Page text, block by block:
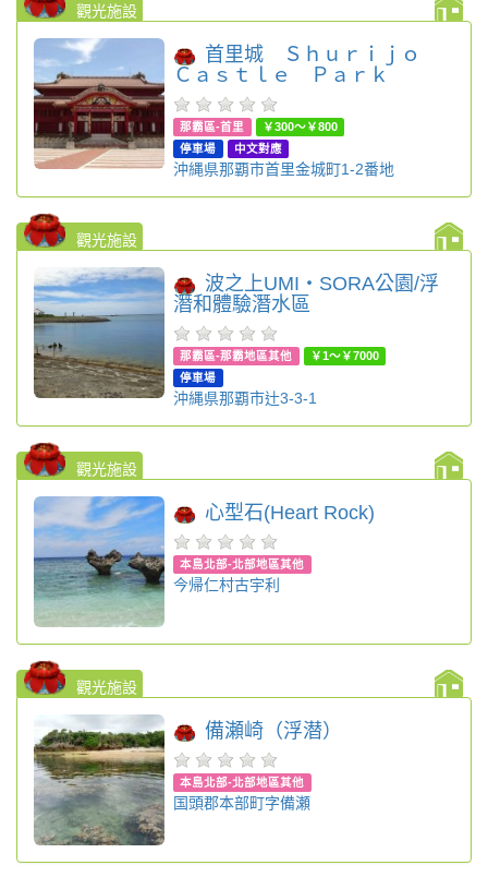
觀光施設
首里城 Ｓｈｕｒｉｊｏ
Ｃａｓｔｌｅ Ｐａｒｋ
那霸區-首里
￥300～￥800
停車場
中文對應
沖縄県那覇市首里金城町1-2番地
觀光施設
波之上UMI・SORA公園/浮
潛和體驗潛水區
那霸區-那霸地區其他
￥1～￥7000
停車場
沖縄県那覇市辻3-3-1
觀光施設
心型石(Heart Rock)
本島北部-北部地區其他
今帰仁村古宇利
觀光施設
備瀬崎（浮潜）
本島北部-北部地區其他
国頭郡本部町字備瀬